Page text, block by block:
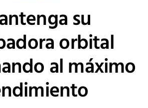
su
orbital
al máximo